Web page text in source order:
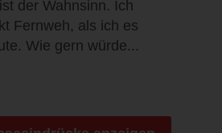
der Wahnsinn. Ich
Fernweh, als ich es
Wie gern würde...